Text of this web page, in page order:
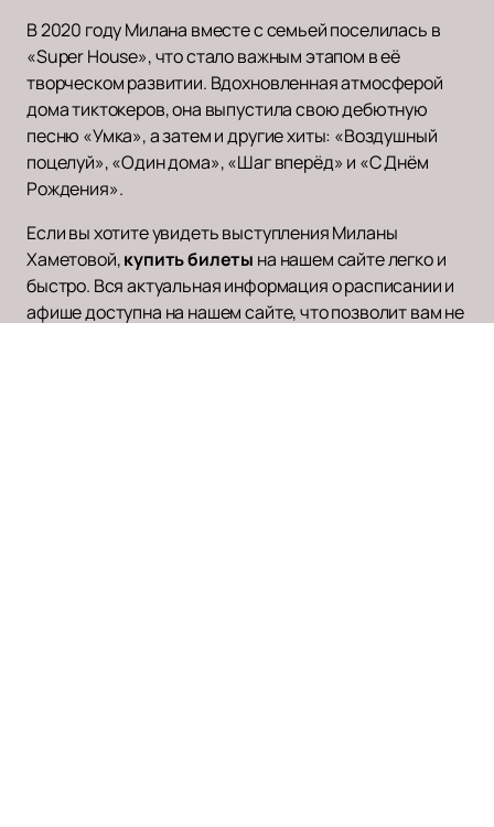
В 2020 году Милана вместе с семьей поселилась в
«Super House», что стало важным этапом в её
творческом развитии. Вдохновленная атмосферой
дома тиктокеров, она выпустила свою дебютную
песню «Умка», а затем и другие хиты: «Воздушный
поцелуй», «Один дома», «Шаг вперёд» и «С Днём
Рождения».
Если вы хотите увидеть выступления Миланы
Хаметовой,купить билеты на нашем сайте легко и
быстро. Вся актуальная информация о расписании и
афише доступна на нашем сайте, что позволит вам не